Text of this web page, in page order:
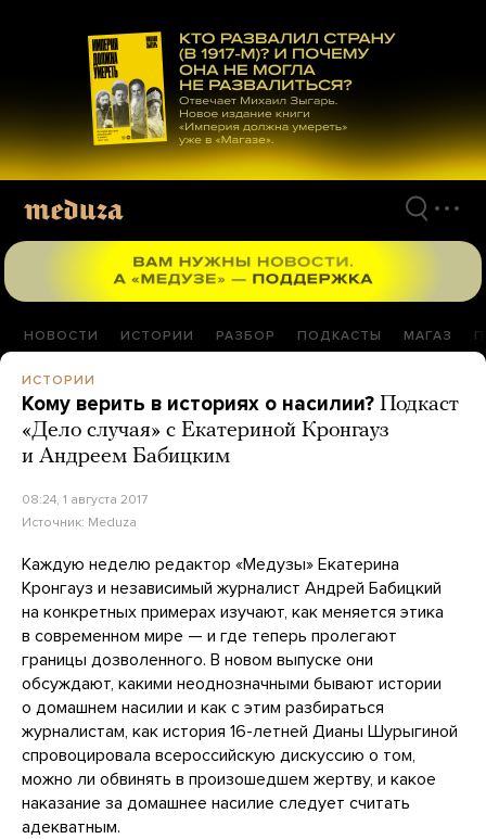
материалам
НОВОСТИ ИСТОРИИ РАЗБОР ПОДКАСТЫ МАГАЗ
ИСТОРИИ
Кому верить в историях о насилии? Подкаст
«Дело случая» с Екатериной Кронгауз
и Андреем Бабицким
08:24, 1 августа 2017
Источник: Meduza
Каждую неделю редактор «Медузы» Екатерина
Кронгауз и независимый журналист Андрей Бабицкий
на конкретных примерах изучают, как меняется этика
в современном мире — и где теперь пролегают
границы дозволенного. В новом выпуске они
обсуждают, какими неоднозначными бывают истории
о домашнем насилии и как с этим разбираться
журналистам, как история 16-летней Дианы Шурыгиной
спровоцировала всероссийскую дискуссию о том,
можно ли обвинять в произошедшем жертву, и какое
наказание за домашнее насилие следует считать
адекватным.